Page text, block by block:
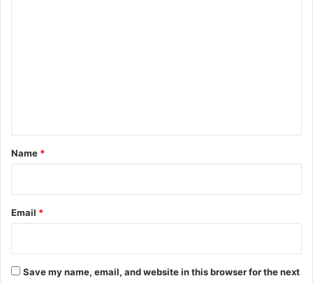
*
Name *
Email *
Save my name, email, and website in this browser for the next